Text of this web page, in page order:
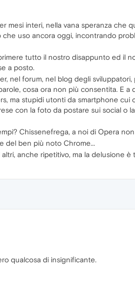
interi, nella vana speranza che
uso ancora oggi, incontrando
tutto il nostro disappunto ed il
a posto.
nel forum, nel blog degli sviluppatori,
cosa ora non più consentita. E a
ma stupidi utonti da smartphone cui
con la foto da postare sui social o
Chissenefrega, a noi di Opera
del ben più noto Chrome...
anche ripetitivo, ma la delusione
qualcosa di insignificante.